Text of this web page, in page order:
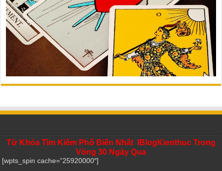
Từ Khóa Tìm Kiếm Phổ Biến Nhất IBlogKienthuc Trong
Vòng 30 Ngày Qua
[wpts_spin cache=”25920000″]